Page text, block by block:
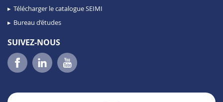
Télécharger le catalogue SEIMI
Bureau d’études
SUIVEZ-NOUS